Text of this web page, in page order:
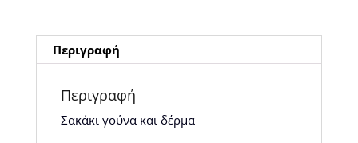
Περιγραφή
Περιγραφή
Σακάκι γούνα και δέρμα